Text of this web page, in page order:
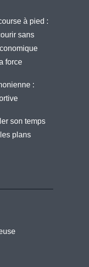
à pied :
sans
force
:
son temps
plans